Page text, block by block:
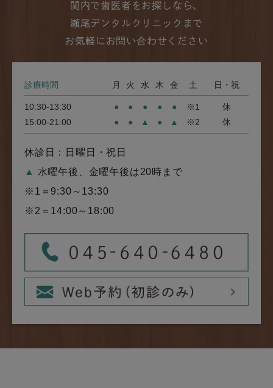
関内で歯医者をお探しなら、
瀬尾デンタルクリニックまで
お気軽にお問い合わせください
診療時間 月 火 水 木 金 土 日・祝
10:30-13:30 ● ● ● ● ● ※1
休
15:00-21:00
● ● ▲ ● ▲ ※2 休
休診日：日曜日・祝日
▲
水曜午後、金曜午後は20時まで
※1＝9:30～13:30
※2＝14:00～18:00